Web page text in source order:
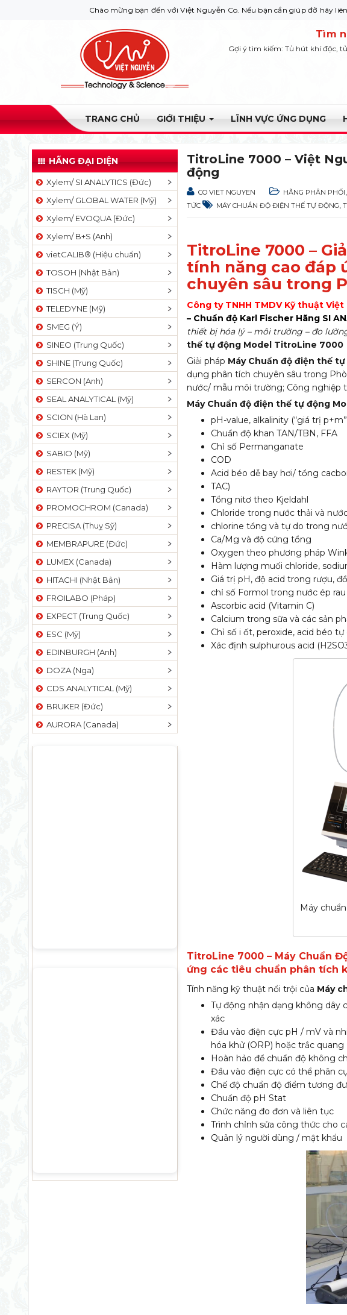
Chào mừng bạn đến với Việt Nguyễn Co. Nếu bạn cần giúp đỡ hãy liên hệ với
Tìm
Gợi ý tìm kiếm: Tủ hút khí độc,
TRANG CHỦ GIỚI THIỆU LĨNH VỰC ỨNG DỤNG
HÃNG ĐẠI DIỆN
Xylem/ SI ANALYTICS (Đức)
Xylem/ GLOBAL WATER (Mỹ)
Xylem/ EVOQUA (Đức)
Xylem/ B+S (Anh)
vietCALIB® (Hiệu chuẩn)
TOSOH (Nhật Bản)
TISCH (Mỹ)
TELEDYNE (Mỹ)
SMEG (Ý)
SINEO (Trung Quốc)
SHINE (Trung Quốc)
SERCON (Anh)
SEAL ANALYTICAL (Mỹ)
SCION (Hà Lan)
SCIEX (Mỹ)
SABIO (Mỹ)
RESTEK (Mỹ)
RAYTOR (Trung Quốc)
PROMOCHROM (Canada)
PRECISA (Thuỵ Sỹ)
MEMBRAPURE (Đức)
LUMEX (Canada)
HITACHI (Nhật Bản)
FROILABO (Pháp)
EXPECT (Trung Quốc)
ESC (Mỹ)
EDINBURGH (Anh)
DOZA (Nga)
CDS ANALYTICAL (Mỹ)
BRUKER (Đức)
AURORA (Canada)
TitroLine 7000 – Việt
động
CO VIET NGUYEN HÃNG PHÂN PHỐI
TỨC
MÁY CHUẨN ĐỘ ĐIỆN THẾ TỰ ĐỘNG ,
TitroLine 7000 –
tính năng cao đáp
chuyên sâu trong
Công ty TNHH TMDV Kỹ thuật Việt
– Chuẩn độ Karl Fischer Hãng SI
thiết bị hóa lý – môi trường – đo
thế tự động Model TitroLine 7000
Giải pháp Máy Chuẩn độ điện thế
dụng phân tích chuyên sâu trong
nước/ mẫu môi trường; Công nghiệp
Máy Chuẩn độ điện thế tự động
pH-value, alkalinity (“giá trị
Chuẩn độ khan TAN/TBN, FFA
Chỉ số Permanganate
COD
Acid béo dễ bay hơi/ tổng
TAC)
Tổng nitơ theo Kjeldahl
Chloride trong nước thải và
chlorine tổng và tự do trong
Ca/Mg và độ cứng tổng
Oxygen theo phương pháp
Hàm lượng muối chloride,
Giá trị pH, độ acid trong rượu,
chỉ số Formol trong nước ép rau
Ascorbic acid (Vitamin C)
Calcium trong sữa và các sản
Chỉ số i ốt, peroxide, acid béo tự
Xác định sulphurous acid
Máy
TitroLine 7000 – Máy Chuẩn
ứng các tiêu chuẩn phân tích
Tính năng kỹ thuật nổi trội của Máy
Tự động nhận dạng không dây
xác
Đầu vào điện cực pH / mV và
hóa khử (ORP) hoặc trắc quang
Hoàn hảo để chuẩn độ không
Đầu vào điện cực có thể phân
Chế độ chuẩn độ điểm tương
Chuẩn độ pH Stat
Chức năng đo đơn và liên tục
Trình chỉnh sửa công thức cho
Quản lý người dùng / mật khẩu